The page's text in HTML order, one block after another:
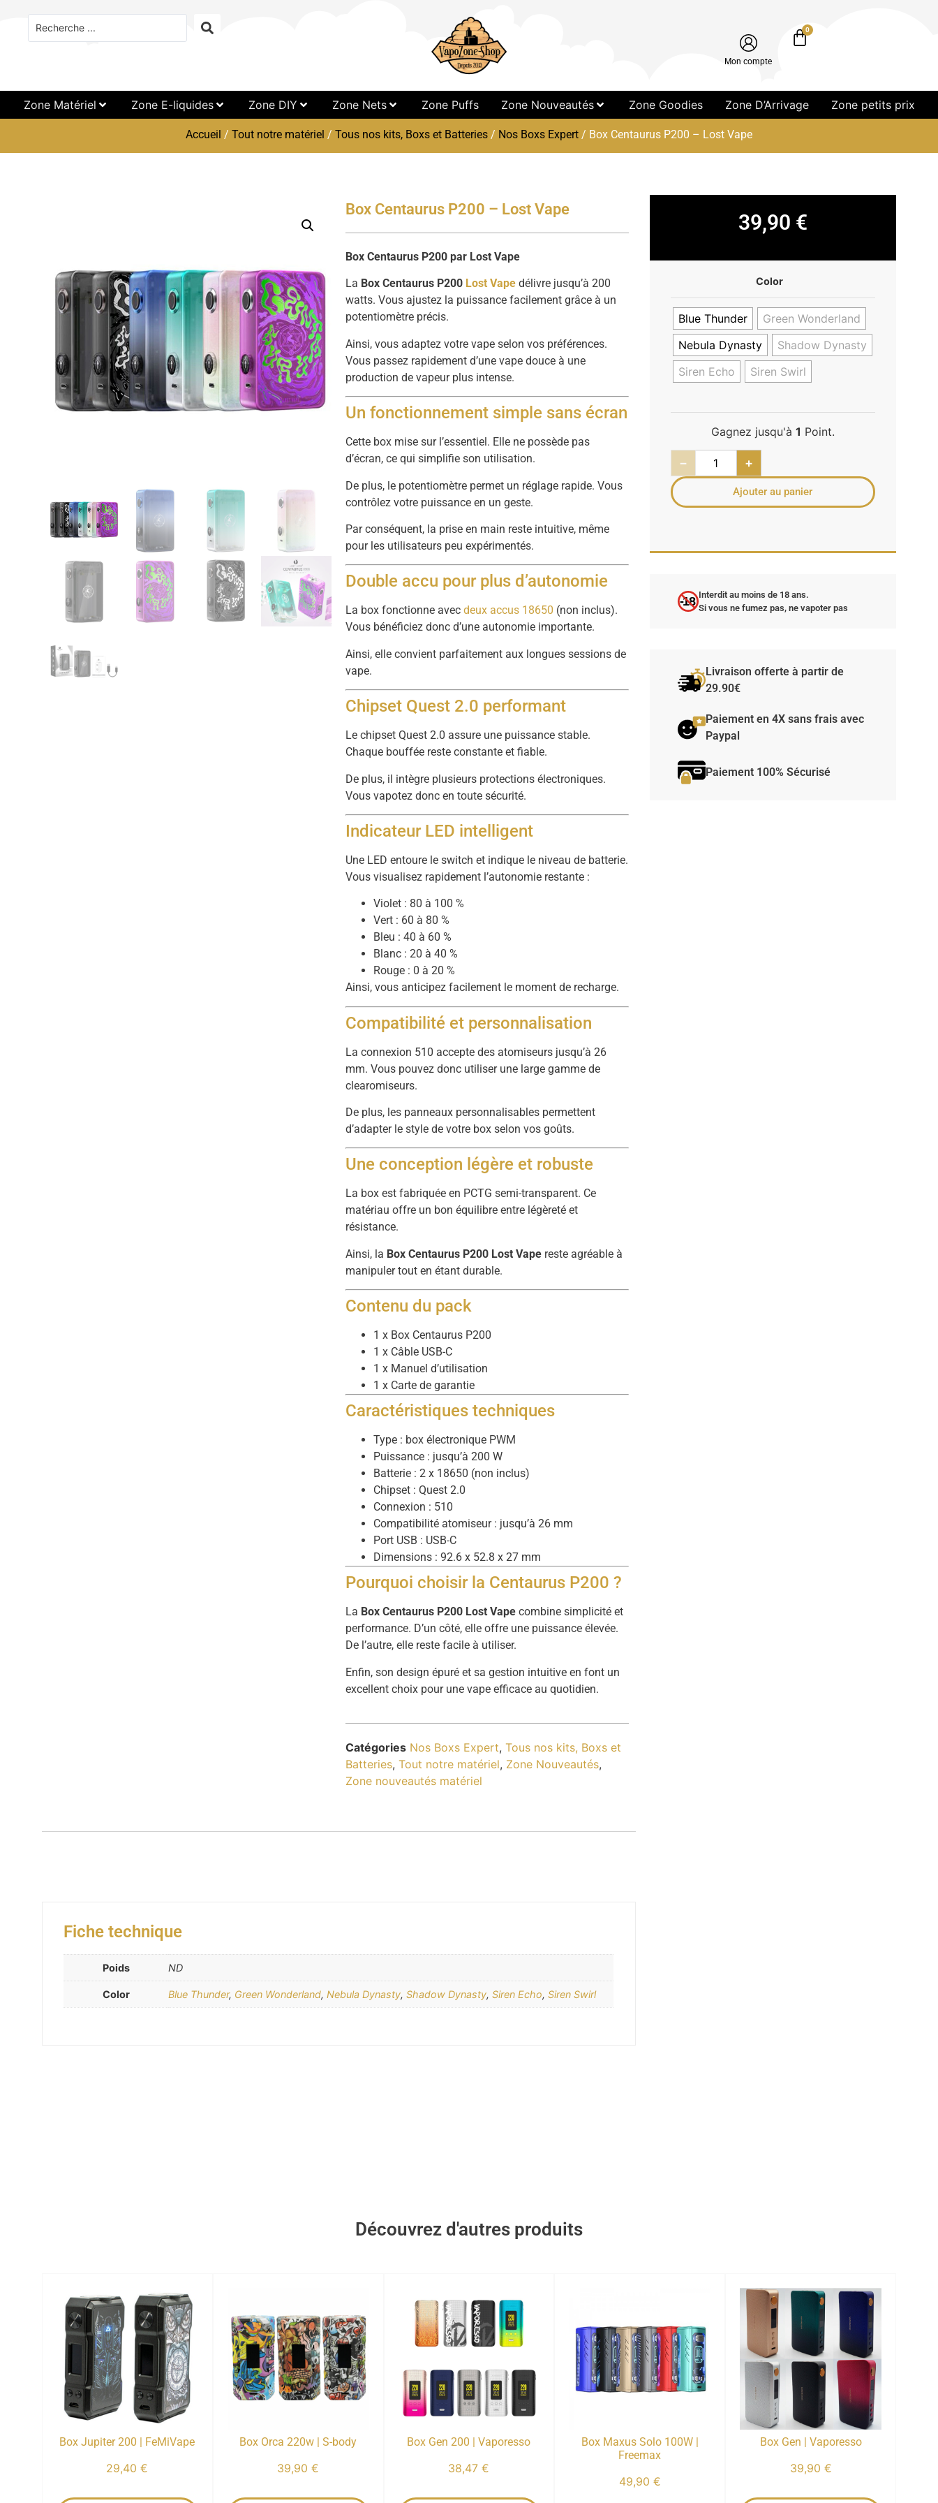
Mon compte
0
Zone Matériel Zone E-liquides Zone DIY Zone Nets Zone Puffs Zone Nouveautés Zone Goodies Zone D’Arrivage Zone petits prix
Accueil / Tout notre matériel / Tous nos kits, Boxs et Batteries / Nos Boxs Expert / Box Centaurus P200 – Lost Vape
Box Centaurus P200 – Lost Vape
Box Centaurus P200 par Lost Vape
La Box Centaurus P200 Lost Vape délivre jusqu’à 200
watts. Vous ajustez la puissance facilement grâce à un
potentiomètre précis.
Ainsi, vous adaptez votre vape selon vos préférences.
Vous passez rapidement d’une vape douce à une
production de vapeur plus intense.
Un fonctionnement simple sans écran
Cette box mise sur l’essentiel. Elle ne possède pas
d’écran, ce qui simplifie son utilisation.
De plus, le potentiomètre permet un réglage rapide. Vous
contrôlez votre puissance en un geste.
Par conséquent, la prise en main reste intuitive, même
pour les utilisateurs peu expérimentés.
Double accu pour plus d’autonomie
La box fonctionne avecdeux accus 18650 (non inclus).
Vous bénéficiez donc d’une autonomie importante.
Ainsi, elle convient parfaitement aux longues sessions de
vape.
Chipset Quest 2.0 performant
Le chipset Quest 2.0 assure une puissance stable.
Chaque bouffée reste constante et fiable.
De plus, il intègre plusieurs protections électroniques.
Vous vapotez donc en toute sécurité.
Indicateur LED intelligent
Une LED entoure le switch et indique le niveau de batterie.
Vous visualisez rapidement l’autonomie restante :
Violet : 80 à 100 %
Vert : 60 à 80 %
Bleu : 40 à 60 %
Blanc : 20 à 40 %
Rouge : 0 à 20 %
Ainsi, vous anticipez facilement le moment de recharge.
Compatibilité et personnalisation
La connexion 510 accepte des atomiseurs jusqu’à 26
mm. Vous pouvez donc utiliser une large gamme de
clearomiseurs.
De plus, les panneaux personnalisables permettent
d’adapter le style de votre box selon vos goûts.
Une conception légère et robuste
La box est fabriquée en PCTG semi-transparent. Ce
matériau offre un bon équilibre entre légèreté et
résistance.
Ainsi, la Box Centaurus P200 Lost Vape reste agréable à
manipuler tout en étant durable.
Contenu du pack
1 x Box Centaurus P200
1 x Câble USB-C
1 x Manuel d’utilisation
1 x Carte de garantie
Caractéristiques techniques
Type : box électronique PWM
Puissance : jusqu’à 200 W
Batterie : 2 x 18650 (non inclus)
Chipset : Quest 2.0
Connexion : 510
Compatibilité atomiseur : jusqu’à 26 mm
Port USB : USB-C
Dimensions : 92.6 x 52.8 x 27 mm
Pourquoi choisir la Centaurus P200 ?
La Box Centaurus P200 Lost Vape combine simplicité et
performance. D’un côté, elle offre une puissance élevée.
De l’autre, elle reste facile à utiliser.
Enfin, son design épuré et sa gestion intuitive en font un
excellent choix pour une vape efficace au quotidien.
Catégories Nos Boxs Expert,Tous nos kits, Boxs et
Batteries,Tout notre matériel, Zone Nouveautés,
Zone nouveautés matériel
Fiche technique
Poids ND
Color Blue Thunder, Green Wonderland, Nebula Dynasty, Shadow Dynasty, Siren Echo, Siren Swirl
39,90 €
Color
Blue Thunder
Green Wonderland
Nebula Dynasty
Shadow Dynasty
Siren Echo
Siren Swirl
Gagnez jusqu'à 1 Point.
− +
Ajouter au panier
-18 Interdit au moins de 18 ans.
Si vous ne fumez pas, ne vapoter pas
Livraison offerte à partir de
29.90€
Paiement en 4X sans frais avec
Paypal
Paiement 100% Sécurisé
Découvrez d'autres produits
Box Jupiter 200 | FeMiVape
29,40€
Box Orca 220w | S-body
39,90€
Box Gen 200 | Vaporesso
38,47€
Box Maxus Solo 100W |
Freemax
49,90 €
Box Gen | Vaporesso
39,90 €